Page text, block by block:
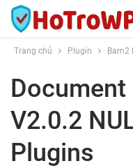
Trang chủ Plugin Barn2
Document
V2.0.2
Plugins